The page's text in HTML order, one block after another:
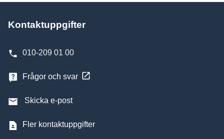
Kontaktuppgifter
010-209 01 00
Frågor och svar
Skicka e-post
Fler kontaktuppgifter